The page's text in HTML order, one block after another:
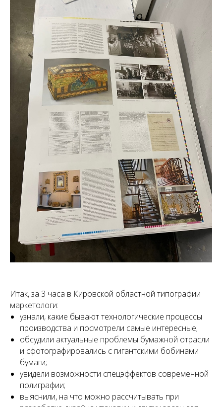
Итак, за 3 часа в Кировской областной типографии
маркетологи:
узнали, какие бывают технологические процессы
производства и посмотрели самые интересные;
обсудили актуальные проблемы бумажной отрасли
и сфотографировались с гигантскими бобинами
бумаги;
увидели возможности спецэффектов современной
полиграфии;
выяснили, на что можно рассчитывать при